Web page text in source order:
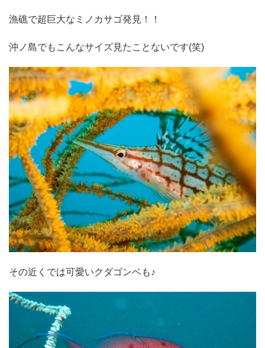
漁礁で超巨大なミノカサゴ発見！！
沖ノ島でもこんなサイズ見たことないです(笑)
その近くでは可愛いクダゴンベも♪